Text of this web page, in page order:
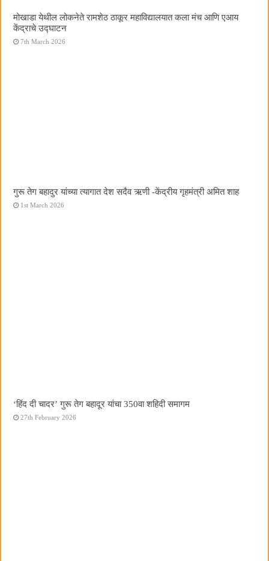
मोखाडा येथील लोकनेते रामशेठ ठाकूर महाविद्यालयात कला मंच आणि एआय
केंद्राचे उद्घाटन
7th March 2026
गुरू तेग बहादुर यांच्या त्यागात देश सदैव ऋणी -केंद्रीय गृहमंत्री अमित शाह
1st March 2026
‘हिंद दी चादर’ गुरू तेग बहादूर यांचा 350वा शहिदी समागम
27th February 2026